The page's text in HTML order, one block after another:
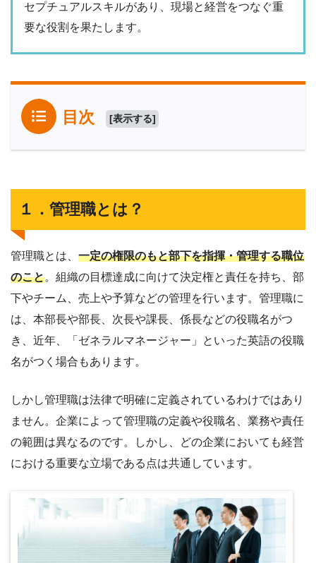
セプチュアルスキルがあり、現場と経営をつなぐ重
要な役割を果たします。
目次 [表示する]
１．管理職とは？
管理職とは、 一定の権限のもと部下を指揮・管理する職位
のこと。組織の目標達成に向けて決定権と責任を持ち、部
下やチーム、売上や予算などの管理を行います。管理職に
は、本部長や部長、次長や課長、係長などの役職名がつ
き、近年、「ゼネラルマネージャー」といった英語の役職
名がつく場合もあります。
しかし管理職は法律で明確に定義されているわけではあり
ません。企業によって管理職の定義や役職名、業務や責任
の範囲は異なるのです。しかし、どの企業においても経営
における重要な立場である点は共通しています。